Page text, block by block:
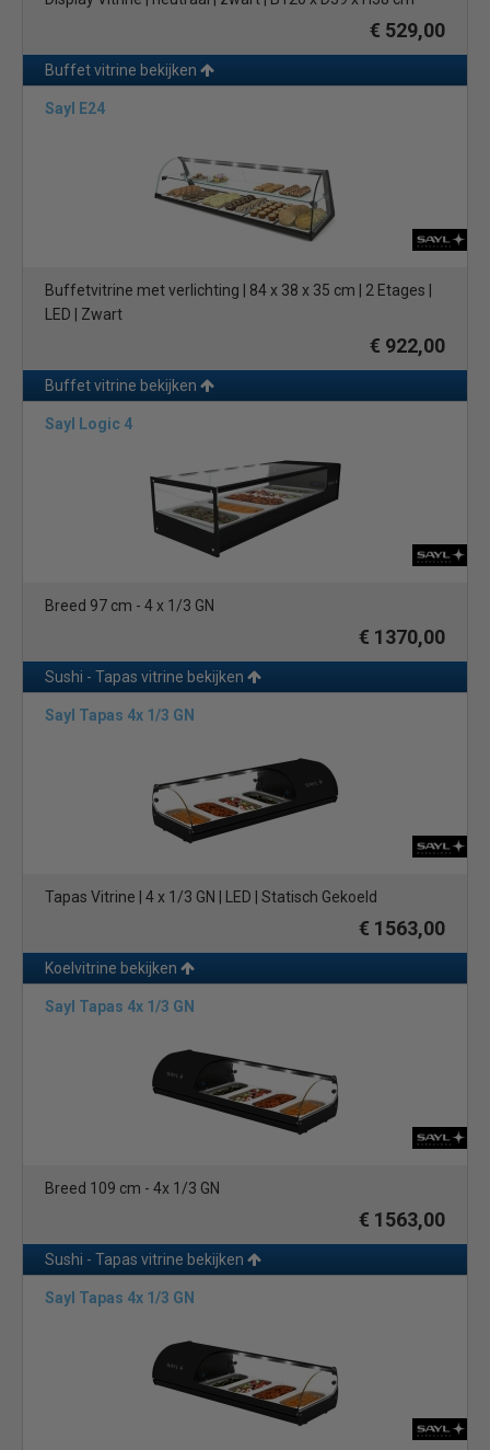
€ 529,00
Buffet vitrine bekijken
Sayl E24
Buffetvitrine met verlichting | 84 x 38 x 35 cm | 2 Etages |
LED | Zwart
€ 922,00
Buffet vitrine bekijken
Sayl Logic 4
Breed 97 cm - 4 x 1/3 GN
€ 1370,00
Sushi - Tapas vitrine bekijken
Sayl Tapas 4x 1/3 GN
Tapas Vitrine | 4 x 1/3 GN | LED | Statisch Gekoeld
€ 1563,00
Koelvitrine bekijken
Sayl Tapas 4x 1/3 GN
Breed 109 cm - 4x 1/3 GN
€ 1563,00
Sushi - Tapas vitrine bekijken
Sayl Tapas 4x 1/3 GN